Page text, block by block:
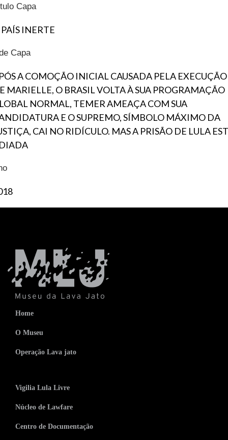
Capa
INERTE
Capa
A COMOÇÃO INICIAL CAUSADA PELA EXECUÇÃO
MARIELLE, O BRASIL VOLTA À SUA PROGRAMAÇÃO
NORMAL, TEMER AMEAÇA COM SUA
E O SUPREMO, SÍMBOLO MÁXIMO DA
CAI NO RIDÍCULO. MAS A PRISÃO DE LULA
Home
O Museu
Operação Lava jato
Vigilia Lula Livre
Núcleo de Lawfare
Centro de Documentação